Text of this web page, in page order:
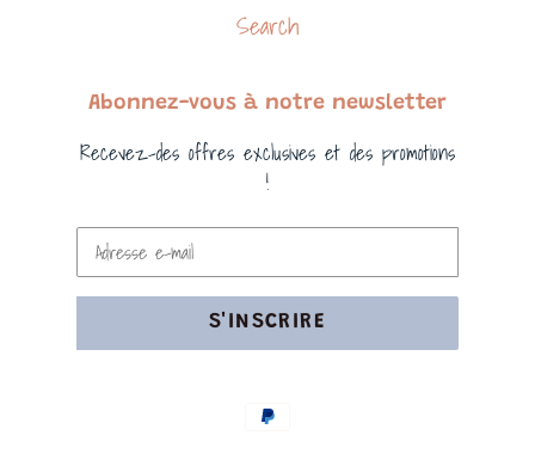
Search
Abonnez-vous à notre newsletter
Recevez-des offres exclusives et des promotions
!
S'INSCRIRE
de